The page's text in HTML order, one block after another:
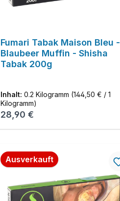
Fumari Tabak Maison Bleu -
Blaubeer Muffin - Shisha
Tabak 200g
Inhalt:0.2 Kilogramm (144,50 € / 1
Kilogramm)
Regulärer Preis:
28,90 €
Ausverkauft